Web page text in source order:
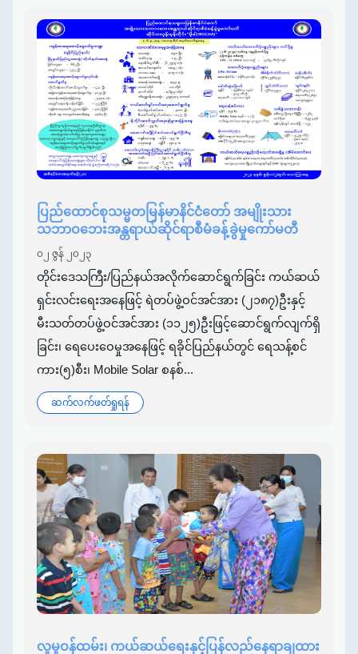
ပြည်ထောင်စုသမ္မတမြန်မာနိင်ငံတော် အမျိုးသား
သဘာဝဘေးအန္တရာယ်ဆိုင်ရာစီမံခန့်ခွဲမှုကော်မတီ
၀၂ ဇွန် ၂၀၂၃
တိုင်းဒေသကြီး/ပြည်နယ်အလိုက်ဆောင်ရွက်ခြင်း ကယ်ဆယ်
ရှင်းလင်းရေးအနေဖြင့် ရဲတပ်ဖွဲ့ဝင်အင်အား (၂၁၈၇)ဦးနှင့်
မီးသတ်တပ်ဖွဲ့ဝင်အင်အား (၁၁၂၅)ဦးဖြင့်ဆောင်ရွက်လျက်ရှိ
ခြင်း၊ ရေပေးဝေမှုအနေဖြင့် ရခိုင်ပြည်နယ်တွင် ရေသန့်စင်
ကား(၅)စီး၊ Mobile Solar စနစ်...
ဆက်လက်ဖတ်ရှုရန်
လူမှုဝန်ထမ်း၊ ကယ်ဆယ်ရေးနှင့်ပြန်လည်နေရာချထား